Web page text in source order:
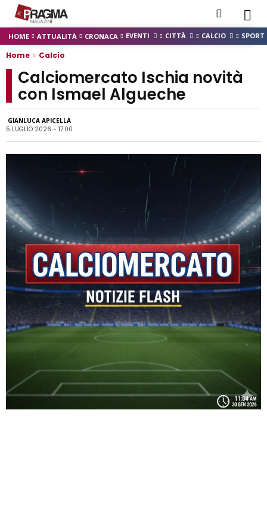
HOME ATTUALITÀ CRONACA EVENTI CITTÀ CALCIO SPORT
Home Calcio
Calciomercato Ischia novità
con Ismael Algueche
GIANLUCA APICELLA
5 LUGLIO 2026 - 17:00